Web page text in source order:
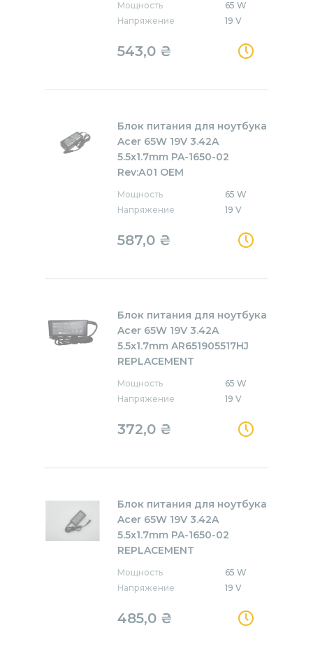
Мощность
65 W
Напряжение
19 V
543,0 ₴
Блок питания для ноутбука
Acer 65W 19V 3.42A
5.5x1.7mm PA-1650-02
Rev:А01 OEM
Мощность
65 W
Напряжение
19 V
587,0 ₴
Блок питания для ноутбука
Acer 65W 19V 3.42A
5.5x1.7mm AR651905517HJ
REPLACEMENT
Мощность
65 W
Напряжение
19 V
372,0 ₴
Блок питания для ноутбука
Acer 65W 19V 3.42A
5.5x1.7mm PA-1650-02
REPLACEMENT
Мощность
65 W
Напряжение
19 V
485,0 ₴